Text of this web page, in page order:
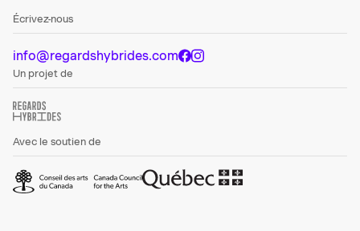
Écrivez-nous
info@regardshybrides.com
Un projet de
Avec le soutien de